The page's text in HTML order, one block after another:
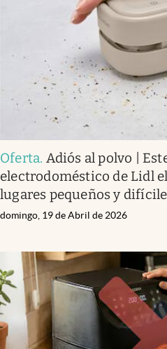
Oferta. Adiós al polvo |
electrodoméstico de Lidl
lugares pequeños y
domingo, 19 de Abril de 2026